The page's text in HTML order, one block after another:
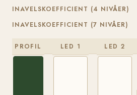
INAVELSKOEFFICIENT (4 NIVÅER)
INAVELSKOEFFICIENT (7 NIVÅER)
PROFIL LED 1 LED 2